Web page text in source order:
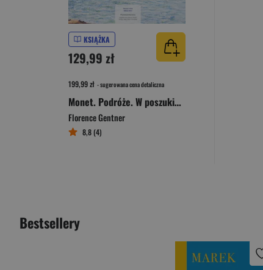
KSIĄŻKA
129,99 zł
199,99 zł - sugerowana cena detaliczna
Monet. Podróże. W poszukiwaniu światła
Florence Gentner
8,8 (4)
Bestsellery